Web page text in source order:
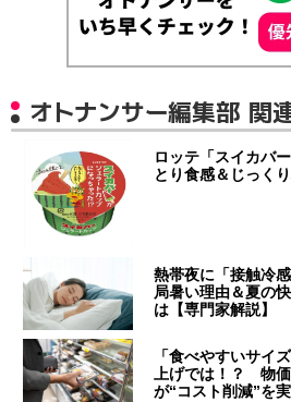
オトナンサー編集部 関
ロッテ「スイカバ
とり食感＆じっく
熱帯夜に「接触冷
局暑い理由＆夏の
は【専門家解説】
「食べやすいサイ
上げでは！？ 物
が“コスト削減”を